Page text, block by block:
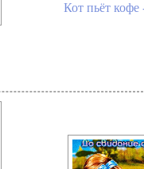
Кот пьёт